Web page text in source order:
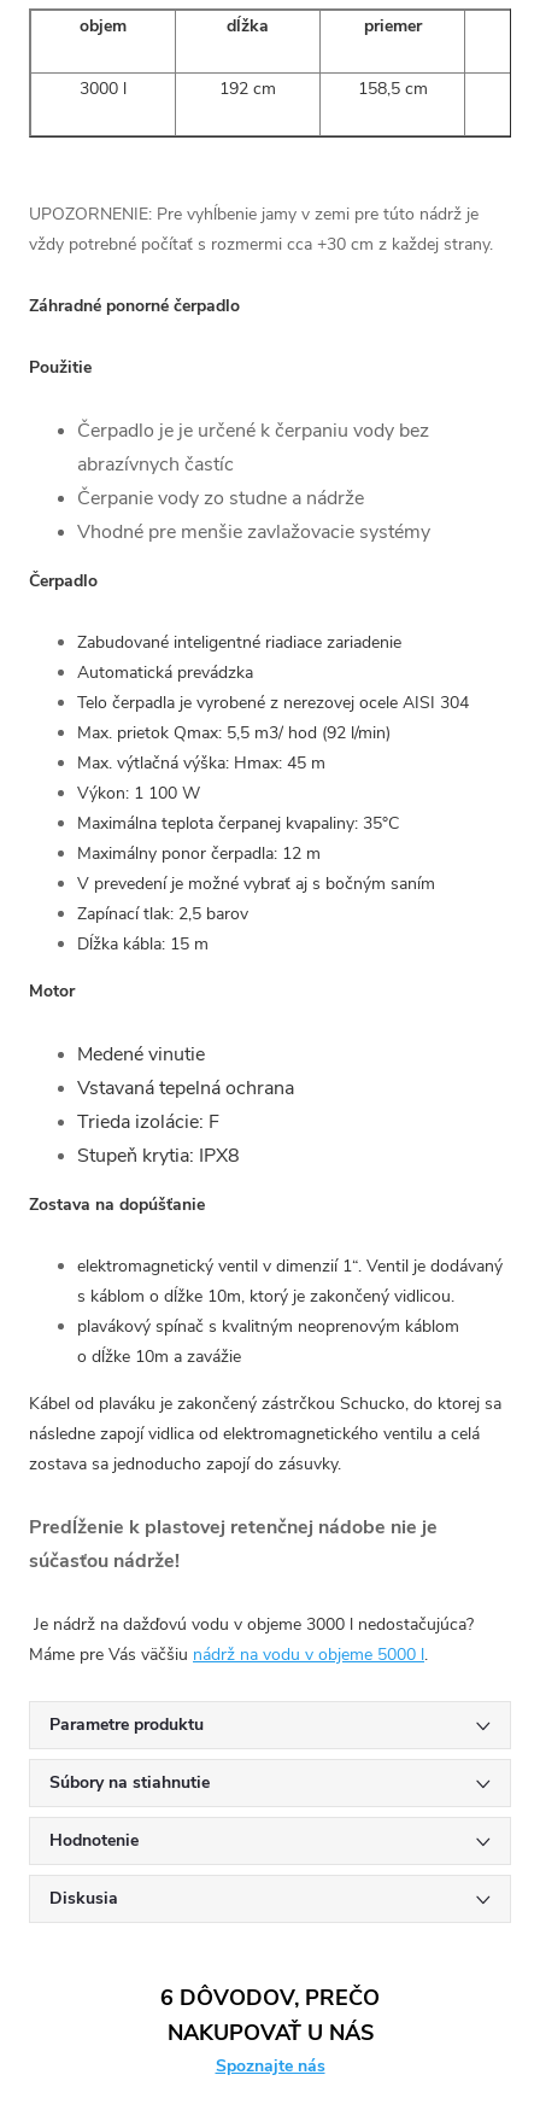
objem dĺžka priemer
3000 l 192 cm 158,5 cm
UPOZORNENIE: Pre vyhĺbenie jamy v zemi pre túto nádrž je
vždy potrebné počítať s rozmermi cca +30 cm z každej strany.
Záhradné ponorné čerpadlo
Použitie
Čerpadlo je je určené k čerpaniu vody bez
abrazívnych častíc
Čerpanie vody zo studne a nádrže
Vhodné pre menšie zavlažovacie systémy
Čerpadlo
Zabudované inteligentné riadiace zariadenie
Automatická prevádzka
Telo čerpadla je vyrobené z nerezovej ocele AISI 304
Max. prietok Qmax: 5,5 m3/ hod (92 l/min)
Max. výtlačná výška: Hmax: 45 m
Výkon: 1 100 W
Maximálna teplota čerpanej kvapaliny: 35°C
Maximálny ponor čerpadla: 12 m
V prevedení je možné vybrať aj s bočným saním
Zapínací tlak: 2,5 barov
Dĺžka kábla: 15 m
Motor
Medenévinutie
Vstavaná tepelná ochrana
Trieda izolácie: F
Stupeň krytia: IPX8
Zostava na dopúšťanie
elektromagnetický ventil v dimenzií 1“. Ventil je dodávaný
s káblom o dĺžke 10m, ktorý je zakončený vidlicou.
plavákový spínač s kvalitným neoprenovým káblom
o dĺžke 10m a zavážie
Kábel od plaváku je zakončený zástrčkou Schucko, do ktorej sa
následne zapojí vidlica od elektromagnetického ventilu a celá
zostava sa jednoducho zapojí do zásuvky.
Predĺženie k plastovej retenčnej nádobe nie je
súčasťou nádrže!
Je nádrž na dažďovú vodu v objeme 3000 l nedostačujúca?
Máme pre Vás väčšiu nádrž na vodu v objeme 5000 l.
Parametre produktu
Súbory na stiahnutie
Hodnotenie
Diskusia
6 DÔVODOV, PREČO
NAKUPOVAŤ U NÁS
Spoznajte nás